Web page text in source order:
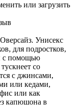
или загрузить
Унисекс
для подростков,
с помощью
со
с джинсами,
или кедами,
или как
капюшона в